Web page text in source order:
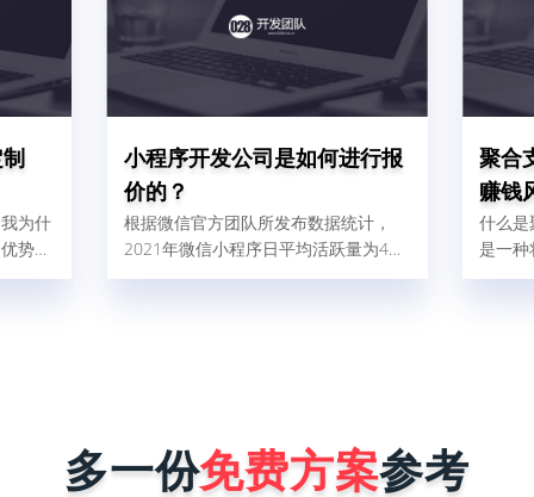
为什
势：
一个
小程序开发公司是如何进行报
价的？
根据微信官方团队所发布数据统计，
2021年微信小程序日平均活跃量为4、
5亿人，这比2020年增加了32%，由此
进行报价时，完全是按照企业小程序需
求来决定，具体报价影响因素有以下这
聚合
赚钱
什么
是一
的支
多一份免费方案参考